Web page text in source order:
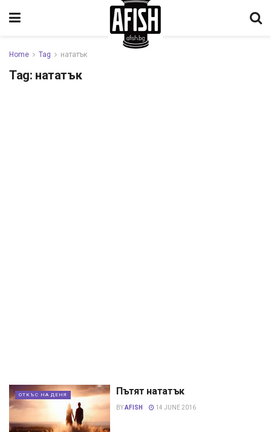
Home Tag нататък
Tag: нататък
ОТКЪС НА ДЕНЯ Пътят нататък
BYAFISH 14 JUNE 2016